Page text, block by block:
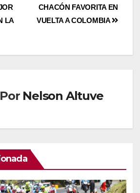
CHACÓN FAVORITA EN
VUELTA A COLOMBIA
LA
Por Nelson Altuve